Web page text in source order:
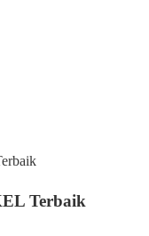
Terbaik